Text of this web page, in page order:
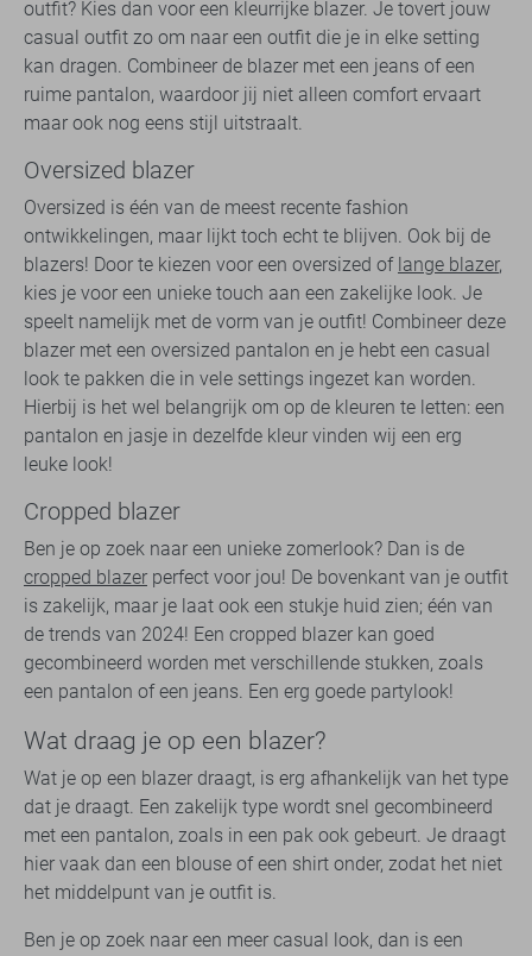
outfit? Kies dan voor een kleurrijke blazer. Je tovert jouw
casual outfit zo om naar een outfit die je in elke setting
kan dragen. Combineer de blazer met een jeans of een
ruime pantalon, waardoor jij niet alleen comfort ervaart
maar ook nog eens stijl uitstraalt.
Oversized blazer
Oversized is één van de meest recente fashion
ontwikkelingen, maar lijkt toch echt te blijven. Ook bij de
blazers! Door te kiezen voor een oversized of lange blazer,
kies je voor een unieke touch aan een zakelijke look. Je
speelt namelijk met de vorm van je outfit! Combineer deze
blazer met een oversized pantalon en je hebt een casual
look te pakken die in vele settings ingezet kan worden.
Hierbij is het wel belangrijk om op de kleuren te letten: een
pantalon en jasje in dezelfde kleur vinden wij een erg
leuke look!
Cropped blazer
Ben je op zoek naar een unieke zomerlook? Dan is de
cropped blazer perfect voor jou! De bovenkant van je outfit
is zakelijk, maar je laat ook een stukje huid zien; één van
de trends van 2024! Een cropped blazer kan goed
gecombineerd worden met verschillende stukken, zoals
een pantalon of een jeans. Een erg goede partylook!
Wat draag je op een blazer?
Wat je op een blazer draagt, is erg afhankelijk van het type
dat je draagt. Een zakelijk type wordt snel gecombineerd
met een pantalon, zoals in een pak ook gebeurt. Je draagt
hier vaak dan een blouse of een shirt onder, zodat het niet
het middelpunt van je outfit is.
Ben je op zoek naar een meer casual look, dan is een